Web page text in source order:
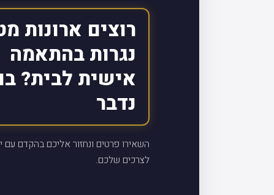
רוצים ארונות
נגרות בהתאמה
אישית לבית?
נדבר
השאירו פרטים ונחזור אליכם בהקדם עם
לצרכים שלכם.